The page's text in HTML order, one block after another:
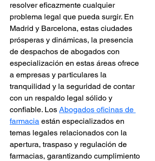
resolver eficazmente cualquier
problema legal que pueda surgir. En
Madrid y Barcelona, estas ciudades
prósperas y dinámicas, la presencia
de despachos de abogados con
especialización en estas áreas ofrece
a empresas y particulares la
tranquilidad y la seguridad de contar
con un respaldo legal sólido y
confiable. Los Abogados oficinas de
farmacia están especializados en
temas legales relacionados con la
apertura, traspaso y regulación de
farmacias, garantizando cumplimiento